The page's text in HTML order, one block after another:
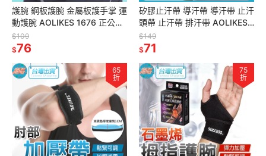
護腕 鋼板護腕 金屬板護手掌 運
動護腕 AOLIKES 1676 正公司
貨 手托 護手掌 護具 重訓護具
$109
$76
矽膠止汗帶 導汗帶 導汗帶 止汗
頭帶 止汗帶 排汗帶 AOLIKES
2113 頭帶 護具 運動護具
$149
$71
65
折
75
折